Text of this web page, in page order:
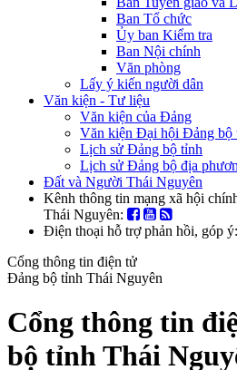
Ban Tổ chức
Ủy ban Kiểm tra
Ban Nội chính
Văn phòng
Lấy ý kiến người dân
Văn kiện - Tư liệu
Văn kiện của Đảng
Văn kiện Đại hội Đảng bộ
Lịch sử Đảng bộ tỉnh
Lịch sử Đảng bộ địa
Đất và Người Thái Nguyên
Kênh thông tin mạng xã hội
Thái Nguyên:
Điện thoại hỗ trợ phản hồi, góp ý:
Cổng thông tin điện tử
Đảng bộ tỉnh Thái Nguyên
Cổng thông tin
bộ tỉnh Thái